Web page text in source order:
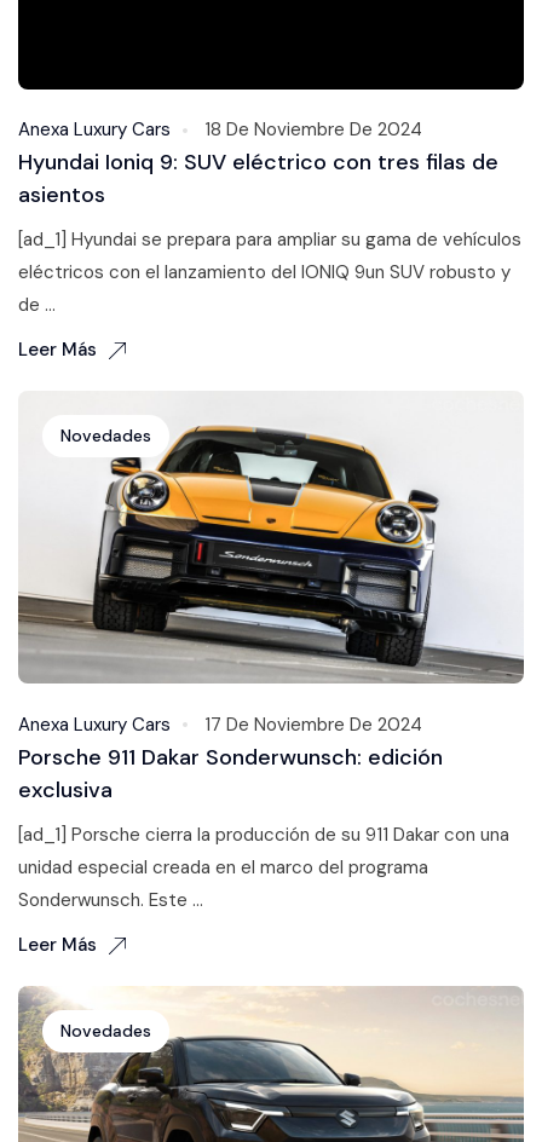
Anexa Luxury Cars 18 De Noviembre De 2024
Hyundai Ioniq 9: SUV eléctrico con tres filas de
asientos
[ad_1] Hyundai se prepara para ampliar su gama de vehículos
eléctricos con el lanzamiento del IONIQ 9un SUV robusto y
de ...
Leer Más
Novedades
Anexa Luxury Cars 17 De Noviembre De 2024
Porsche 911 Dakar Sonderwunsch: edición
exclusiva
[ad_1] Porsche cierra la producción de su 911 Dakar con una
unidad especial creada en el marco del programa
Sonderwunsch. Este ...
Leer Más
Novedades